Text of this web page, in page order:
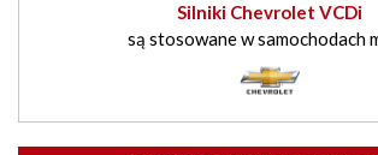
Silniki Chevrolet VCDi
są stosowane w samochodach